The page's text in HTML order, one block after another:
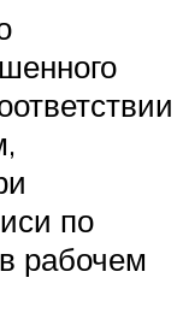
по
рабочем